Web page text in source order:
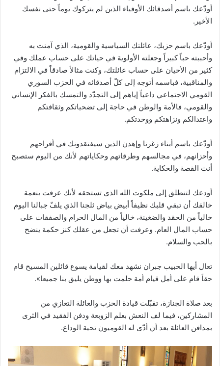
أودّعك باسم أصدقائك الأوفياء الذين لم يتركوك يوماً حتى نفسك
الأخير.
أودّعك باسم حزبك، عائلتك السياسية والقومية، الذي آمنت به
وأحببته حباً كبيراً وجعلته الأولوية في حياتك على حساب عملك وفي
كثير من الأحيان على حساب عائلتك، وكنت مثالاً صادقاً في الالتزام
والمناقبية، فباسمه أتوجه إلى كلّ أصدقائه في الحزب السوري
القومي الاجتماعي داعياً إياهم إلى التجدّد والتمسك بالفكر الإنساني
والقومي، فالأمة والوطن في حاجة إلى تضحياتكم وثقافتكم
واعتدالكم ونزاهتكم ووحدتكم.
أودّعك باسم أبناء زغرتا وإهدن الذين سيفتقدونك في أفراحهم
وأحزانهم، في مجالسهم وطرقاتهم وحكاياتهم لأنك من اليوم ستصبح
أنت القصة والحكاية.
أودعك لتنطلق إلى ملكوت الله الذي تستحقه لأنك عرفت بنعمة
خالقك أن تبقي قلبك نظيفاً أبيض بياض ثلجنا الذي يلفّ جبالنا اليوم
خالياً من الحقد والضغينة، خالياً من المال الحرام والصفقات على
حساب المال العام. وعرفت أن تجعل من عقلك كنز حكمة ينضح
بالحب والسلام.
تعال أيها الحبيب جبران نشهد معك لقيامة يسوع قائلين المسيح قام
حقاً قام على أمل قيام أمة حلمت بها ووطن يليق بنا جميعا».
بعد صلاة الجنازة، تقبّلت قيادة الحزب والعائلة التعازي من
المشاركين، فيما لف النعش بعلم الزوبعة ودفن الفقيد في الثرى
بمدافن العائلة بعد أن أدّى له القوميون تحية الوداع.